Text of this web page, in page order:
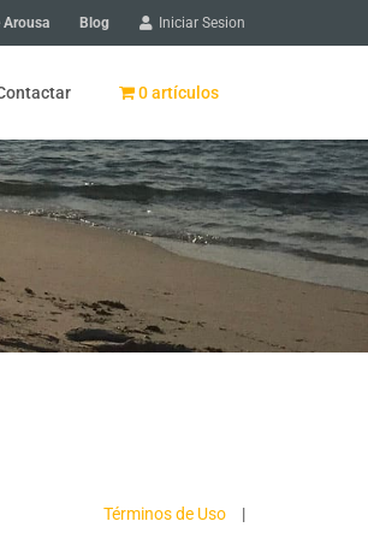
Arousa Blog Iniciar Sesion
0 artículos
Términos de Uso |